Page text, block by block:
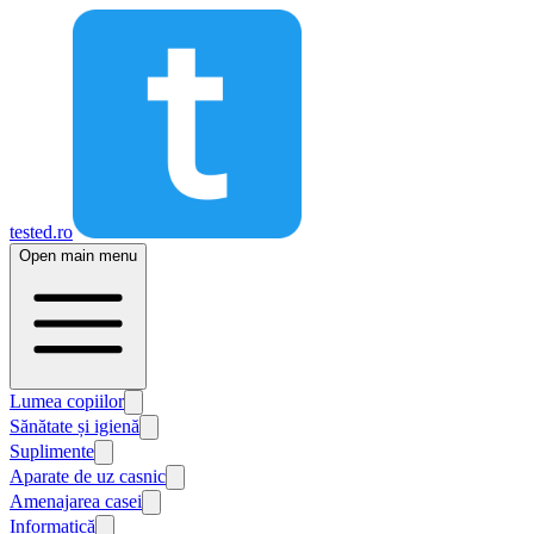
tested.ro
Open main menu
Lumea copiilor
Sănătate și igienă
Suplimente
Aparate de uz casnic
Amenajarea casei
Informatică